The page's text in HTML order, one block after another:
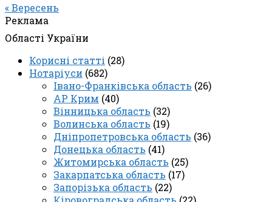
« Вересень
Реклама
Області України
Корисні статті (28)
Нотаріуси (682)
Івано-Франківська область (26)
АР Крим (40)
Вінницька область (32)
Волинська область (19)
Дніпропетровська область (36)
Донецька область (41)
Житомирська область (25)
Закарпатська область (17)
Запорізька область (22)